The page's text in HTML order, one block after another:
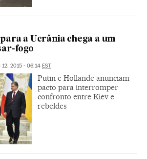
a Ucrânia chega a um
fogo
12, 2015 - 06:14 EST
Putin e Hollande anunciam
pacto para interromper
confronto entre Kiev e
rebeldes